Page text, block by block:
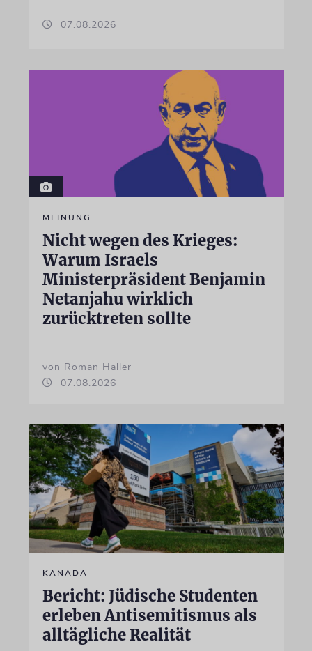
07.08.2026
MEINUNG
Nicht wegen des Krieges:
Warum Israels
Ministerpräsident Benjamin
Netanjahu wirklich
zurücktreten sollte
von Roman Haller
07.08.2026
KANADA
Bericht: Jüdische Studenten
erleben Antisemitismus als
alltägliche Realität